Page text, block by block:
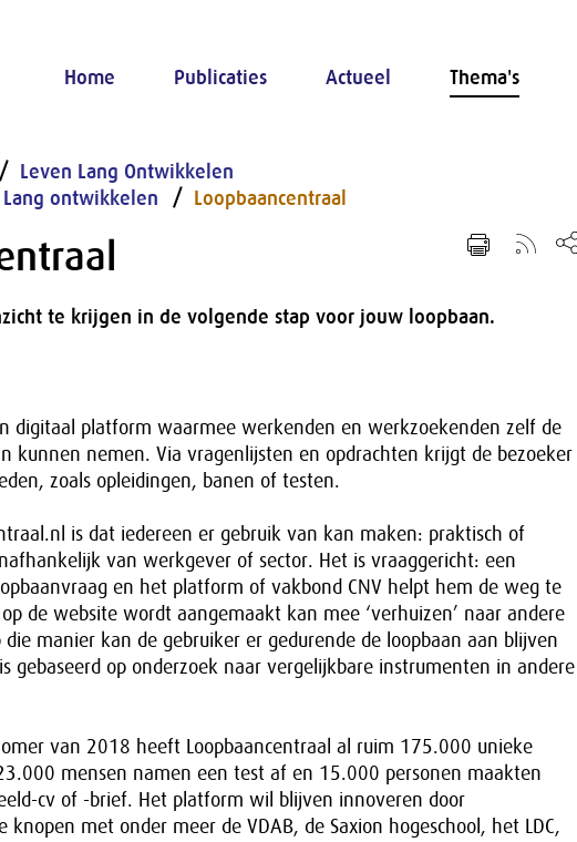
Home Publicaties Actueel Thema's
Leven Lang Ontwikkelen
ontwikkelen
Loopbaancentraal
te krijgen in de volgende stap voor jouw loopbaan.
digitaal platform waarmee werkenden en werkzoekenden zelf de
kunnen nemen. Via vragenlijsten en opdrachten krijgt de bezoeker
zoals opleidingen, banen of testen.
is dat iedereen er gebruik van kan maken: praktisch of
van werkgever of sector. Het is vraaggericht: een
en het platform of vakbond CNV helpt hem de weg te
de website wordt aangemaakt kan mee ‘verhuizen’ naar andere
manier kan de gebruiker er gedurende de loopbaan aan blijven
gebaseerd op onderzoek naar vergelijkbare instrumenten in andere
van 2018 heeft Loopbaancentraal al ruim 175.000 unieke
mensen namen een test af en 15.000 personen maakten
cv of -brief. Het platform wil blijven innoveren door
knopen met onder meer de VDAB, de Saxion hogeschool, het LDC,